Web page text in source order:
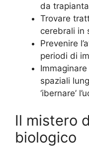
da
Trovare
cerebrali in
Prevenire
periodi di
spaziali
‘ibernare’
Il mistero
biologico